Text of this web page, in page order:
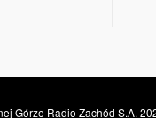
Górze Radio Zachód S.A.